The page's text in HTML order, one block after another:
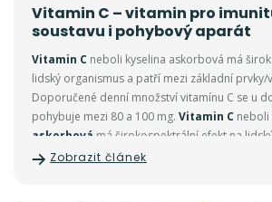
Vitamin C – vitamin pro
soustavu i pohybový aparát
Vitamin C neboli kyselina askorbová má
lidský organismus a patří mezi základní prvky/
Doporučené denní množství vitamínu C se u
pohybuje mezi 80 a 100 mg. Vitamin C neboli
askorbová má širokospektrální efekt na
mezi základní prvky/vitamíny, bez kterých se
Zobrazit článek